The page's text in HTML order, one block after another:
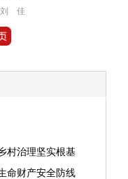
佳
村治理坚实根基
命财产安全防线